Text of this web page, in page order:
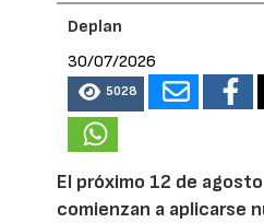
Deplan
30/07/2026
5028
El próximo 12 de
comienzan a aplicarse